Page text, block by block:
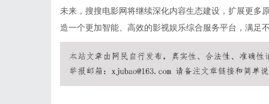
未来，搜搜电影网将继续深化内容生态建设，扩展更多
造一个更加智能、高效的影视娱乐综合服务平台，满足